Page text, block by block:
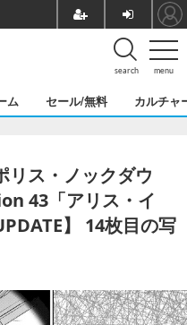
menu
search
ム セール/無料 カルチャ
リス・ノックダウ
43「アリス・イ
】 14枚目の写